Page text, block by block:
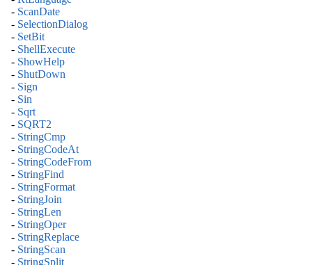
- ScanDate
- SelectionDialog
- SetBit
- ShellExecute
- ShowHelp
- ShutDown
- Sign
- Sin
- Sqrt
- SQRT2
- StringCmp
- StringCodeAt
- StringCodeFrom
- StringFind
- StringFormat
- StringJoin
- StringLen
- StringOper
- StringReplace
- StringScan
- StringSplit